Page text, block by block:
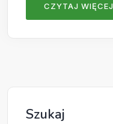
CZYTAJ WIĘCEJ
Szukaj